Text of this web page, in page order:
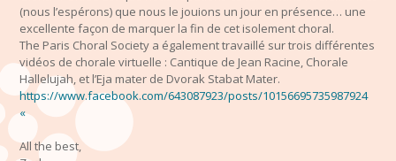
(nous l’espérons) que nous le jouions un jour en présence… une
excellente façon de marquer la fin de cet isolement choral.
The Paris Choral Society a également travaillé sur trois différentes
vidéos de chorale virtuelle : Cantique de Jean Racine, Chorale
Hallelujah, et l’Eja mater de Dvorak Stabat Mater.
https://www.facebook.com/643087923/posts/10156695735987924
«
All the best,